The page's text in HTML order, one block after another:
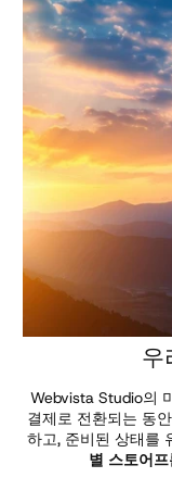
테마 둘러보기
우
Webvista Studio의
결제로 전환되는 동
하고, 준비된 상태를
별 스토어